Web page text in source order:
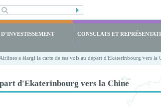
CONSULATS ET
a élargi la carte de ses vols au départ d'Ekaterinbourg vers la
d'Ekaterinbourg vers la Chine